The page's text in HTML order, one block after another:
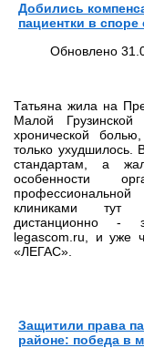
Добились
пациентки в споре
Обновлено
Татьяна жила на
Малой
хронической
только ухудшилось.
стандартам, а
особенности
клиниками
дистанционно -
legascom.ru, и уже
«ЛЕГАС».
Защитили права
районе: победа в